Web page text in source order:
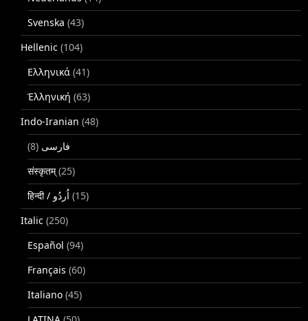
Svenska (43)
Hellenic (104)
Ελληνικά (41)
Ἑλληνική (63)
Indo-Iranian (48)
فارسی (8)
संस्कृतम्(25)
(15)
Italic (250)
Español (94)
Français (60)
Italiano (45)